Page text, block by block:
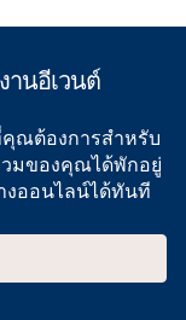
านอีเวนต์
ณต้องการสําหรับ
วมของคุณได้พักอยู่
งออนไลน์ได้ทันที